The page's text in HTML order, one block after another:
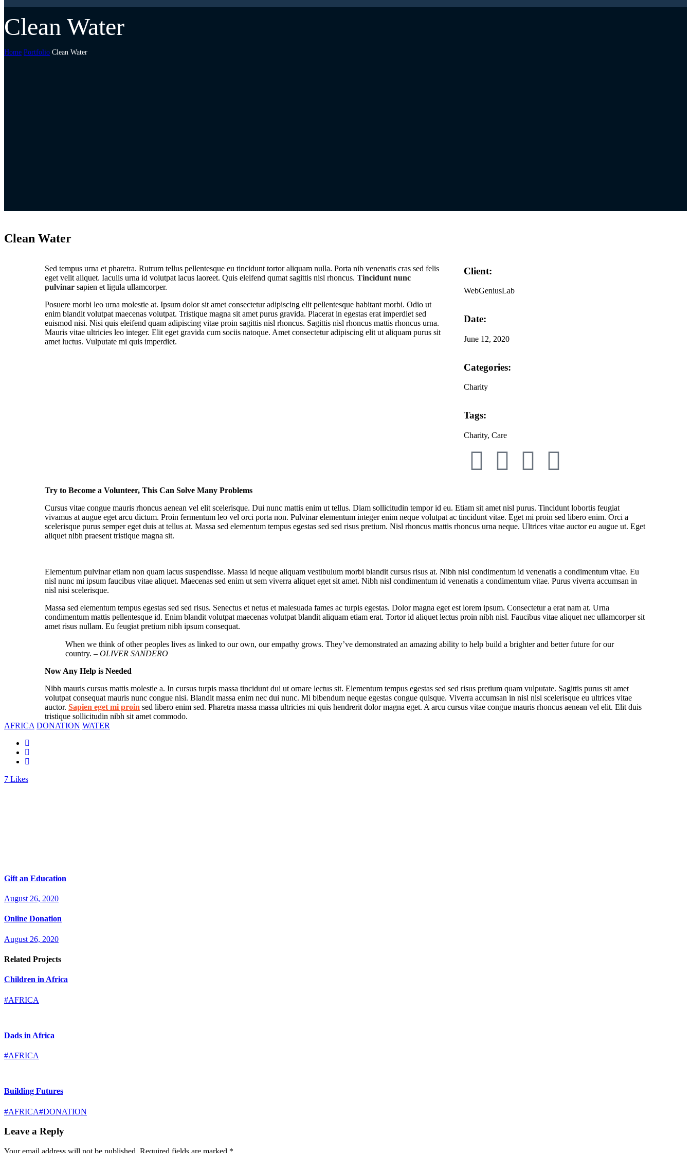
Clean Water
Home Portfolio Clean Water
Clean Water
Sed tempus urna et pharetra. Rutrum tellus pellentesque eu tincidunt tortor aliquam nulla. Porta nib venenatis cras sed felis
eget velit aliquet. Iaculis urna id volutpat lacus laoreet. Quis eleifend qumat sagittis nisl rhoncus. Tincidunt nunc
pulvinar sapien et ligula ullamcorper.
Posuere morbi leo urna molestie at. Ipsum dolor sit amet consectetur adipiscing elit pellentesque habitant morbi. Odio ut
enim blandit volutpat maecenas volutpat. Tristique magna sit amet purus gravida. Placerat in egestas erat imperdiet sed
euismod nisi. Nisi quis eleifend quam adipiscing vitae proin sagittis nisl rhoncus. Sagittis nisl rhoncus mattis rhoncus urna.
Mauris vitae ultricies leo integer. Elit eget gravida cum sociis natoque. Amet consectetur adipiscing elit ut aliquam purus sit
amet luctus. Vulputate mi quis imperdiet.
Client:
WebGeniusLab
Date:
June 12, 2020
Categories:
Charity
Tags:
Charity, Care
Try to Become a Volunteer, This Can Solve Many Problems
Cursus vitae congue mauris rhoncus aenean vel elit scelerisque. Dui nunc mattis enim ut tellus. Diam sollicitudin tempor id eu. Etiam sit amet nisl purus. Tincidunt lobortis feugiat
vivamus at augue eget arcu dictum. Proin fermentum leo vel orci porta non. Pulvinar elementum integer enim neque volutpat ac tincidunt vitae. Eget mi proin sed libero enim. Orci a
scelerisque purus semper eget duis at tellus at. Massa sed elementum tempus egestas sed sed risus pretium. Nisl rhoncus mattis rhoncus urna neque. Ultrices vitae auctor eu augue ut. Eget
aliquet nibh praesent tristique magna sit.
Elementum pulvinar etiam non quam lacus suspendisse. Massa id neque aliquam vestibulum morbi blandit cursus risus at. Nibh nisl condimentum id venenatis a condimentum vitae. Eu
nisl nunc mi ipsum faucibus vitae aliquet. Maecenas sed enim ut sem viverra aliquet eget sit amet. Nibh nisl condimentum id venenatis a condimentum vitae. Purus viverra accumsan in
nisl nisi scelerisque.
Massa sed elementum tempus egestas sed sed risus. Senectus et netus et malesuada fames ac turpis egestas. Dolor magna eget est lorem ipsum. Consectetur a erat nam at. Urna
condimentum mattis pellentesque id. Enim blandit volutpat maecenas volutpat blandit aliquam etiam erat. Tortor id aliquet lectus proin nibh nisl. Faucibus vitae aliquet nec ullamcorper sit
amet risus nullam. Eu feugiat pretium nibh ipsum consequat.
When we think of other peoples lives as linked to our own, our empathy grows. They’ve demonstrated an amazing ability to help build a brighter and better future for our
country. – OLIVER SANDERO
Now Any Help is Needed
Nibh mauris cursus mattis molestie a. In cursus turpis massa tincidunt dui ut ornare lectus sit. Elementum tempus egestas sed sed risus pretium quam vulputate. Sagittis purus sit amet
volutpat consequat mauris nunc congue nisi. Blandit massa enim nec dui nunc. Mi bibendum neque egestas congue quisque. Viverra accumsan in nisl nisi scelerisque eu ultrices vitae
auctor. Sapien eget mi proin sed libero enim sed. Pharetra massa massa ultricies mi quis hendrerit dolor magna eget. A arcu cursus vitae congue mauris rhoncus aenean vel elit. Elit duis
tristique sollicitudin nibh sit amet commodo.
AFRICA DONATION WATER
7 Likes
Gift an Education
August 26, 2020
Online Donation
August 26, 2020
Related Projects
Children in Africa
#AFRICA
Dads in Africa
#AFRICA
Building Futures
#AFRICA#DONATION
Leave a Reply
Your email address will not be published. Required fields are marked *